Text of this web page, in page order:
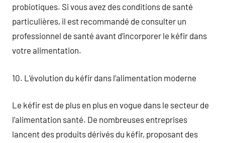
probiotiques. Si vous avez des conditions de santé
particulières, il est recommandé de consulter un
professionnel de santé avant d’incorporer le kéfir dans
votre alimentation.
10. L’évolution du kéfir dans l’alimentation moderne
Le kéfir est de plus en plus en vogue dans le secteur de
l’alimentation santé. De nombreuses entreprises
lancent des produits dérivés du kéfir, proposant des